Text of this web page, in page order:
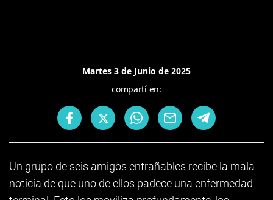
Martes 3 de Junio de 2025
compartí en:
Un grupo de seis amigos entrañables recibe la mala
noticia de que uno de ellos padece una enfermedad